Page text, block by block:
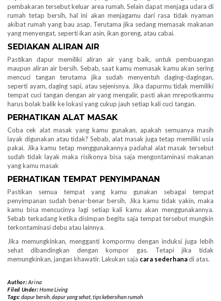
pembakaran tersebut keluar area rumah. Selain dapat menjaga udara di
rumah tetap bersih, hal ini akan menjagamu dari rasa tidak nyaman
akibat rumah yang bau asap. Terutama jika sedang memasak makanan
yang menyengat, seperti ikan asin, ikan goreng, atau cabai.
SEDIAKAN ALIRAN AIR
Pastikan dapur memiliki aliran air yang baik, untuk pembuangan
maupun aliran air bersih. Sebab, saat kamu memasak kamu akan sering
mencuci tangan terutama jika sudah menyentuh daging-dagingan,
seperti ayam, daging sapi, atau sejenisnya. Jika dapurmu tidak memiliki
tempat cuci tangan dengan air yang mengalir, pasti akan mrepotkanmu
harus bolak balik ke lokasi yang cukup jauh setiap kali cuci tangan.
PERHATIKAN ALAT MASAK
Coba cek alat masak yang kamu gunakan, apakah semuanya masih
layak digunakan atau tidak? Sebab, alat masak juga tetap memiliki usia
pakai. Jika kamu tetap menggunakannya padahal alat masak tersebut
sudah tidak layak maka risikonya bisa saja mengontaminasi makanan
yang kamu masak
PERHATIKAN TEMPAT PENYIMPANAN
Pastikan semua tempat yang kamu gunakan sebagai tempat
penyimpanan sudah benar-benar bersih. Jika kamu tidak yakin, maka
kamu bisa mencucinya lagi setiap kali kamu akan menggunakannya.
Sebab terkadang ketika disimpan begitu saja tempat tersebut mungkin
terkontaminasi debu atau lainnya.
Jika memungkinkan, mengganti kompormu dengan induksi juga lebih
sehat dibandingkan dengan kompor gas. Tetapi jika tidak
memungkinkan, jangan khawatir. Lakukan saja cara sederhanadi atas.
Author:Arina
Filed Under:Home Living
Tags: dapur bersih, dapur yang sehat, tips kebersihan rumah